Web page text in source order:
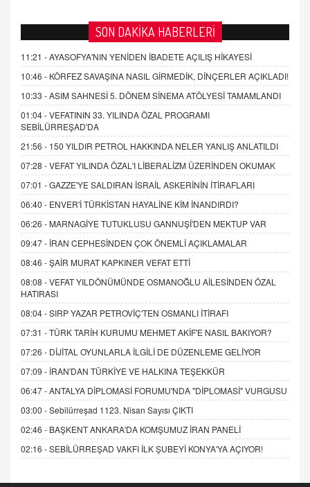
SON DAKİKA HABERLERİ
11:21 -AYASOFYA'NIN YENİDEN İBADETE AÇILIŞ HİKAYESİ
10:46 - KÖRFEZ SAVAŞINA NASIL GİRMEDİK, DİNÇERLER AÇIKLADI!
10:33 -ASIM SAHNESİ 5. DÖNEM SİNEMA ATÖLYESİ TAMAMLANDI
01:04 -VEFATININ 33. YILINDA ÖZAL PROGRAMI
SEBİLÜRREŞAD'DA
21:56 - 150 YILDIR PETROL HAKKINDA NELER YANLIŞ ANLATILDI
07:28 -VEFAT YILINDA ÖZAL'I LİBERALİZM ÜZERİNDEN OKUMAK
07:01 -GAZZE'YE SALDIRAN İSRAİL ASKERİNİN İTİRAFLARI
06:40 - ENVER'İ TÜRKİSTAN HAYALİNE KİM İNANDIRDI?
06:26 - MARNAGİYE TUTUKLUSU GANNUŞİ'DEN MEKTUP VAR
09:47 - İRAN CEPHESİNDEN ÇOK ÖNEMLİ AÇIKLAMALAR
08:46 -ŞAİR MURAT KAPKINER VEFAT ETTİ
08:08 -VEFAT YILDÖNÜMÜNDE OSMANOĞLU AİLESİNDEN ÖZAL
HATIRASI
08:04 -SIRP YAZAR PETROVİÇ'TEN OSMANLI İTİRAFI
07:31 -TÜRK TARİH KURUMU MEHMET AKİF'E NASIL BAKIYOR?
07:26 - DİJİTAL OYUNLARLA İLGİLİ DE DÜZENLEME GELİYOR
07:09 - İRAN'DAN TÜRKİYE VE HALKINA TEŞEKKÜR
06:47 -ANTALYA DİPLOMASİ FORUMU'NDA "DİPLOMASİ" VURGUSU
03:00 -Sebilürreşad 1123. Nisan Sayısı ÇIKTI
02:46 - BAŞKENT ANKARA'DA KOMŞUMUZ İRAN PANELİ
02:16 -SEBİLÜRREŞAD VAKFI İLK ŞUBEYİ KONYA'YA AÇIYOR!